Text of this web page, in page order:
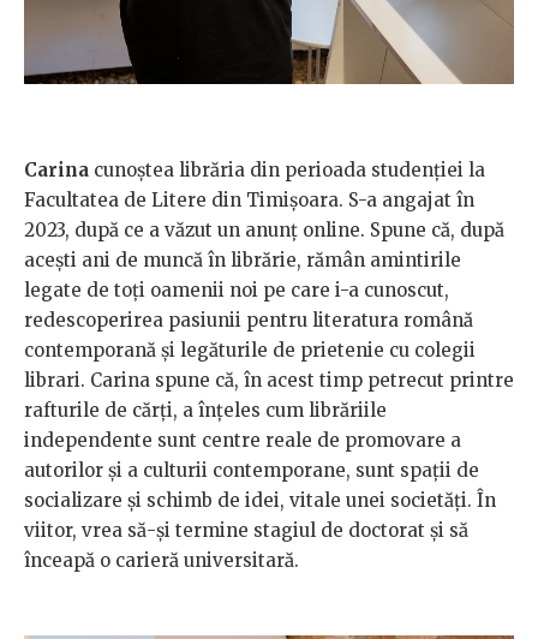
Carina cunoștea librăria din perioada studenției la
Facultatea de Litere din Timișoara. S-a angajat în
2023, după ce a văzut un anunț online. Spune că, după
acești ani de muncă în librărie, rămân amintirile
legate de toți oamenii noi pe care i-a cunoscut,
redescoperirea pasiunii pentru literatura română
contemporană și legăturile de prietenie cu colegii
librari. Carina spune că, în acest timp petrecut printre
rafturile de cărți, a înțeles cum librăriile
independente sunt centre reale de promovare a
autorilor și a culturii contemporane, sunt spații de
socializare și schimb de idei, vitale unei societăți. În
viitor, vrea să-și termine stagiul de doctorat și să
înceapă o carieră universitară.